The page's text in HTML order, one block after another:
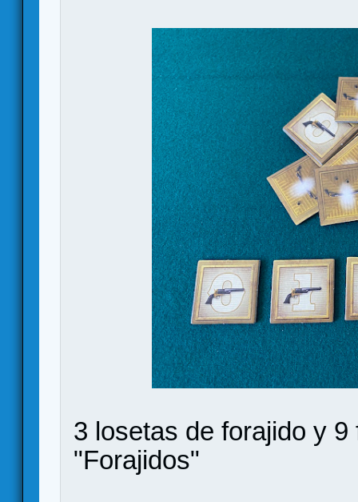
3 losetas de forajido y
"Forajidos"